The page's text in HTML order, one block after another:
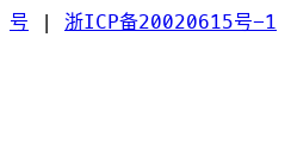
号 | 浙ICP备20020615号-1